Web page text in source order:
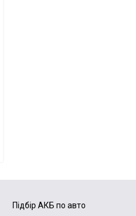
Підбір АКБ по авто